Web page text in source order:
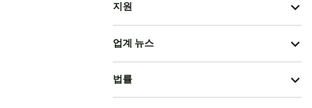
지원
업계 뉴스
법률